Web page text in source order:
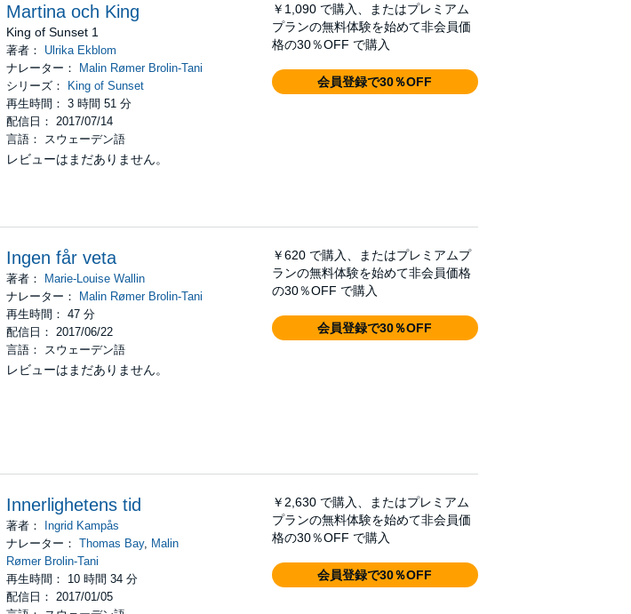
Martina och King
King of Sunset 1
著者： Ulrika Ekblom
ナレーター：
Malin Rømer Brolin-Tani
シリーズ：
King of Sunset
再生時間： 3 時間 51 分
配信日： 2017/07/14
言語： スウェーデン語
レビューはまだありません。
￥1,090 で購入、またはプレミアム
プランの無料体験を始めて非会員価
格の30％OFF で購入
会員登録で30％OFF
Ingen får veta
著者：
Marie-Louise Wallin
ナレーター：
Malin Rømer Brolin-Tani
再生時間： 47 分
配信日： 2017/06/22
言語： スウェーデン語
レビューはまだありません。
￥620 で購入、またはプレミアムプ
ランの無料体験を始めて非会員価格
の30％OFF で購入
会員登録で30％OFF
Innerlighetens tid
著者： Ingrid Kampås
ナレーター：Thomas Bay, Malin
Rømer Brolin-Tani
再生時間： 10 時間 34 分
配信日： 2017/01/05
￥2,630 で購入、またはプレミアム
プランの無料体験を始めて非会員価
格の30％OFF で購入
会員登録で30％OFF